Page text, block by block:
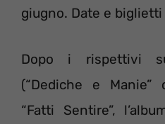
giugno. Date e biglietti
Dopo i rispettivi
(“Dediche e
“Fatti Sentire”,